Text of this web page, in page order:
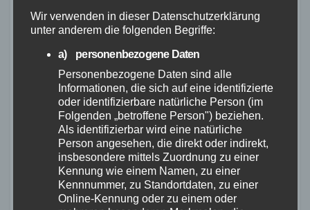
Buffet und einem kameradschaftlichen
Austausch klang der Abend in geselliger
Atmosphäre aus. Der Feuerwehrehrentag
machte erneut deutlich, welchen hohen
Stellenwert das Ehrenamt für die
Sicherheit und das Zusammenleben in der
Verbandsgemeinde Wirges hat.
(PM FW VG Wirges, red [LW])
Katastrophenschutz
Wir verwenden in dieser Datenschutzerklärung
unter anderem die folgenden Begriffe:
a) personenbezogene Daten
Personenbezogene Daten sind alle
Informationen, die sich auf eine identifizierte
oder identifizierbare natürliche Person (im
Folgenden „betroffene Person") beziehen.
Als identifizierbar wird eine natürliche
Person angesehen, die direkt oder indirekt,
insbesondere mittels Zuordnung zu einer
Kennung wie einem Namen, zu einer
Kennnummer, zu Standortdaten, zu einer
Online-Kennung oder zu einem oder